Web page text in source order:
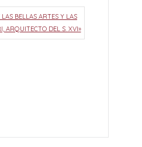
BELLAS ARTES Y LAS
ARQUITECTO DEL S. XVI»